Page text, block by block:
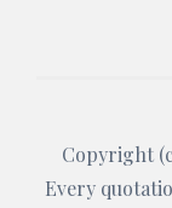
Copyright
Every